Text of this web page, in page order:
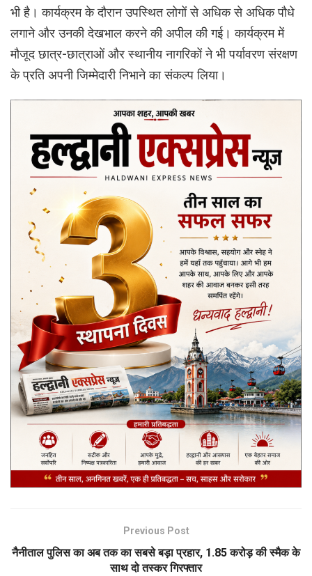
भी है। कार्यक्रम के दौरान उपस्थित लोगों से अधिक से अधिक पौधे
लगाने और उनकी देखभाल करने की अपील की गई। कार्यक्रम में
मौजूद छात्र-छात्राओं और स्थानीय नागरिकों ने भी पर्यावरण संरक्षण
के प्रति अपनी जिम्मेदारी निभाने का संकल्प लिया।
Previous Post
नैनीताल पुलिस का अब तक का सबसे बड़ा प्रहार, 1.85 करोड़ की स्मैक के
साथ दो तस्कर गिरफ्तार